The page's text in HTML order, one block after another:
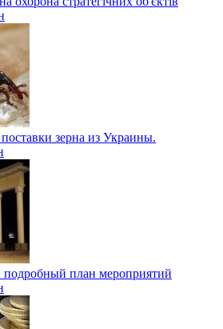
зерна из Украины.
подробный план мероприятий